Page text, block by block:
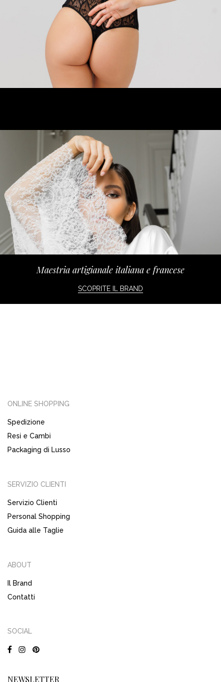
Maestria artigianale italiana e francese
SCOPRITE IL BRAND
ONLINE SHOPPING
Spedizione
Resi e Cambi
Packaging di Lusso
SERVIZIO CLIENTI
Servizio Clienti
Personal Shopping
Guida alle Taglie
ABOUT
Il Brand
Contatti
SOCIAL
NEWSLETTER